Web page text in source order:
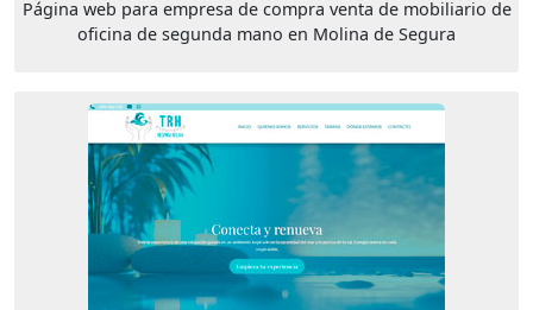
Página web para empresa de compra venta de mobiliario de
oficina de segunda mano en Molina de Segura